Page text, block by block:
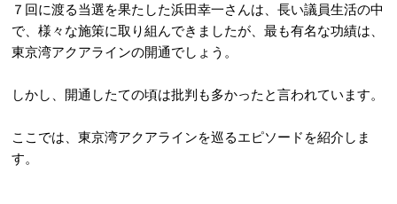
７回に渡る当選を果たした浜田幸一さんは、長い議員生活の中
で、様々な施策に取り組んできましたが、最も有名な功績は、
東京湾アクアラインの開通でしょう。
しかし、開通したての頃は批判も多かったと言われています。
ここでは、東京湾アクアラインを巡るエピソードを紹介しま
す。